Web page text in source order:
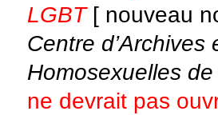
LGBT[ nouveau
Centre
Homosexuelles
ne devrait pas